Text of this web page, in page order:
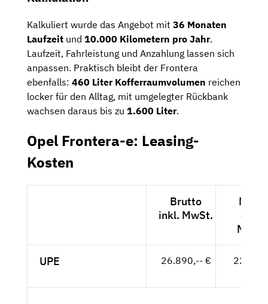
Kalkuliert wurde das Angebot mit 36 Monaten
Laufzeit und 10.000 Kilometern pro Jahr.
Laufzeit, Fahrleistung und Anzahlung lassen sich
anpassen. Praktisch bleibt der Frontera
ebenfalls: 460 Liter Kofferraumvolumen reichen
locker für den Alltag, mit umgelegter Rückbank
wachsen daraus bis zu 1.600 Liter.
Opel Frontera-e: Leasing-
Kosten
Brutto
inkl. MwSt.
Netto
exkl.
MwSt.
UPE 26.890,-- €